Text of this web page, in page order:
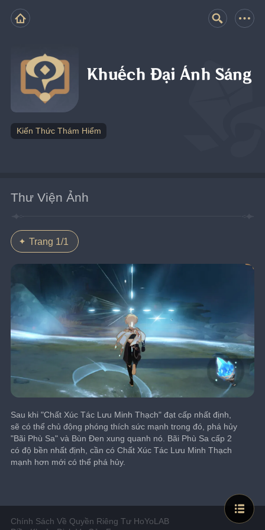
Khuếch Đại Ánh Sáng
Kiến Thức Thám Hiểm
Thư Viện Ảnh
Trang 1/1
Sau khi "Chất Xúc Tác Lưu Minh Thạch" đạt cấp nhất định,
sẽ có thể chủ động phóng thích sức mạnh trong đó, phá hủy
"Bãi Phù Sa" và Bùn Đen xung quanh nó. Bãi Phù Sa cấp 2
có độ bền nhất định, cần có Chất Xúc Tác Lưu Minh Thạch
mạnh hơn mới có thể phá hủy.
Chính Sách Về Quyền Riêng Tư HoYoLAB